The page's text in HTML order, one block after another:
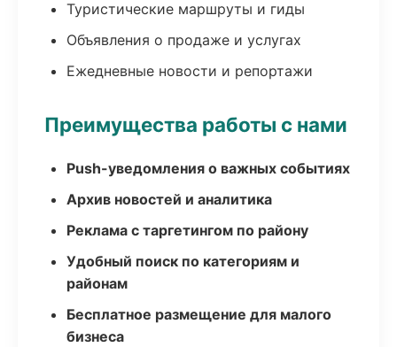
Туристические маршруты и гиды
Объявления о продаже и услугах
Ежедневные новости и репортажи
Преимущества работы с нами
Push-уведомления о важных событиях
Архив новостей и аналитика
Реклама с таргетингом по району
Удобный поиск по категориям и
районам
Бесплатное размещение для малого
бизнеса